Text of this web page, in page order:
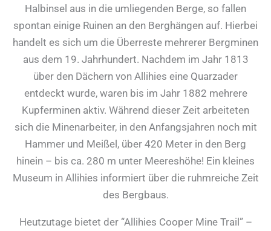
Halbinsel aus in die umliegenden Berge, so fallen
spontan einige Ruinen an den Berghängen auf. Hierbei
handelt es sich um die Überreste mehrerer Bergminen
aus dem 19. Jahrhundert. Nachdem im Jahr 1813
über den Dächern von Allihies eine Quarzader
entdeckt wurde, waren bis im Jahr 1882 mehrere
Kupferminen aktiv. Während dieser Zeit arbeiteten
sich die Minenarbeiter, in den Anfangsjahren noch mit
Hammer und Meißel, über 420 Meter in den Berg
hinein – bis ca. 280 m unter Meereshöhe! Ein kleines
Museum in Allihies informiert über die ruhmreiche Zeit
des Bergbaus.
Heutzutage bietet der “Allihies Cooper Mine Trail” –